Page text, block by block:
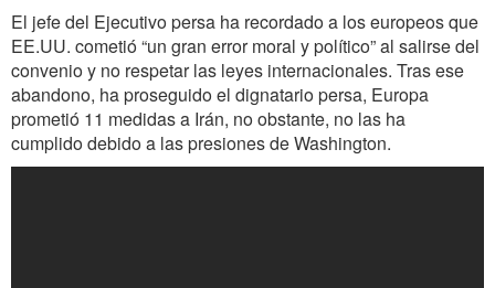
El jefe del Ejecutivo persa ha recordado a los europeos que
EE.UU. cometió “un gran error moral y político” al salirse del
convenio y no respetar las leyes internacionales. Tras ese
abandono, ha proseguido el dignatario persa, Europa
prometió 11 medidas a Irán, no obstante, no las ha
cumplido debido a las presiones de Washington.